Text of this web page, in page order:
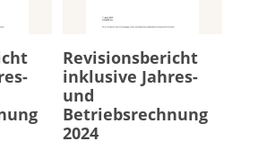
Revisionsbericht
inklusive Jahres-
und
Betriebsrechnung
2024